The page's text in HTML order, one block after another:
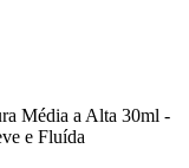
Média a Alta 30ml -
e Fluída